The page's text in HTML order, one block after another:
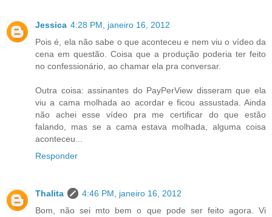
Jessica 4:28 PM, janeiro 16, 2012
Pois é, ela não sabe o que aconteceu e nem viu o vídeo da
cena em questão. Coisa que a produção poderia ter feito
no confessionário, ao chamar ela pra conversar.
Outra coisa: assinantes do PayPerView disseram que ela
viu a cama molhada ao acordar e ficou assustada. Ainda
não achei esse vídeo pra me certificar do que estão
falando, mas se a cama estava molhada, alguma coisa
aconteceu...
Responder
Thalita
4:46 PM, janeiro 16, 2012
Bom, não sei mto bem o que pode ser feito agora. Vi